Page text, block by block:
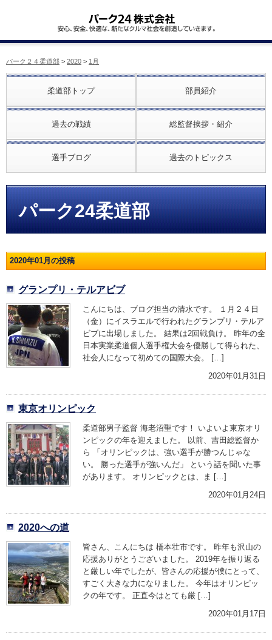
パーク２４柔道部 > 2020 > 1月
柔道部トップ 部員紹介
過去の戦績 総監督挨拶・紹介
選手ブログ 過去のトピックス
パーク24柔道部
2020年01月の投稿
グランプリ・テルアビブ
こんにちは、ブログ担当の清水です。 １月２４日
（金）にイスラエルで行われたグランプリ・テルア
ビブに出場しました。 結果は2回戦負け。 昨年の全
日本実業柔道個人選手権大会を優勝して得られた、
社会人になって初めての国際大会。 […]
2020年01月31日
東京オリンピック
柔道部男子監督 海老沼聖です！ いよいよ東京オリ
ンピックの年を迎えました。 以前、吉田総監督か
ら 「オリンピックは、強い選手が勝つんじゃな
い。 勝った選手が強いんだ」 という話を聞いた事
があります。 オリンピックとは、ま […]
2020年01月24日
2020への道
皆さん、こんにちは 橋本壮市です。 昨年も沢山の
応援ありがとうございました。 2019年を振り返る
と厳しい年でしたが、皆さんの応援が僕にとって、
すごく大きな力になりました。 今年はオリンピッ
クの年です。 正直今はとても厳 […]
2020年01月17日